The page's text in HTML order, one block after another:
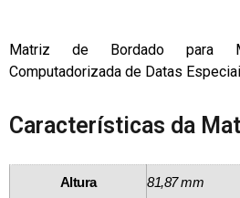
Matriz de Bordado para
Computadorizada de Datas
Características da
Altura 81,87 mm